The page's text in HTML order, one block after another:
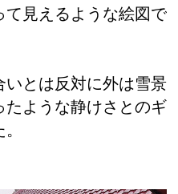
て見えるような絵図で
いとは反対に外は雪景
ような静けさとのギ